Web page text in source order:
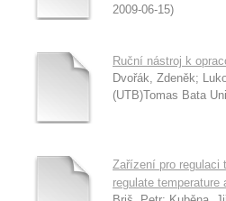
2009-06-15)
Ruční nástroj k
Dvořák, Zdeněk;
(UTB)Tomas Bata
Zařízení pro regulaci
regulate